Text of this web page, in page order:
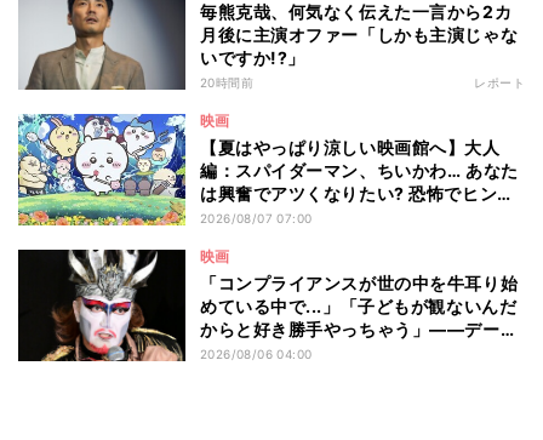
毎熊克哉、何気なく伝えた一言から2カ
月後に主演オファー「しかも主演じゃな
いですか!?」
20時間前 レポート
映画
【夏はやっぱり涼しい映画館へ】大人
編：スパイダーマン、ちいかわ… あなた
は興奮でアツくなりたい? 恐怖でヒンヤ
リしたい? - 編集部が注目する最新映画5
2026/08/07 07:00
映画
「コンプライアンスが世の中を牛耳り始
めている中で...」「子どもが観ないんだ
からと好き勝手やっちゃう」――デーモ
ン閣下が語る映画『レディ・オア・ノッ
2026/08/06 04:00